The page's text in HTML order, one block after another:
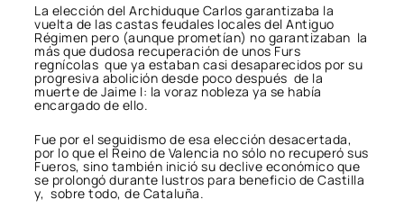
La elección del Archiduque Carlos garantizaba la
vuelta de las castas feudales locales del Antiguo
Régimen pero (aunque prometían) no garantizaban la
más que dudosa recuperación de unos Furs
regnícolas que ya estaban casi desaparecidos por su
progresiva abolición desde poco después de la
muerte de Jaime I: la voraz nobleza ya se había
encargado de ello.
Fue por el seguidismo de esa elección desacertada,
por lo que el Reino de Valencia no sólo no recuperó sus
Fueros, sino también inició su declive económico que
se prolongó durante lustros para beneficio de Castilla
y, sobre todo, de Cataluña.